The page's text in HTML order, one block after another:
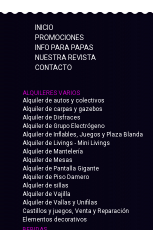
INICIO
PROMOCIONES
INFO PARA PAPAS
NUESTRA REVISTA
CONTACTO
ALQUILERES VARIOS
Alquiler de autos y colectivos
Alquiler de carpas y gazebos
Alquiler de Disfraces
Alquiler de Grupo Electrógeno
Alquiler de Inflables, Juegos y Plaza Blanda
Alquiler de Livings - Mini Livings
Alquiler de Mantelería
Alquiler de Mesas
Alquiler de Pantalla Gigante
Alquiler de Piso Damero
Alquiler de sillas
Alquiler de Vajilla
Alquiler de Vallas y Unifilas
Castillos y juegos, Venta y Reparación
Elementos decorativos